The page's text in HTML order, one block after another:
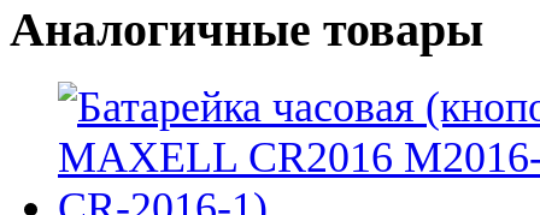
Аналогичные товары